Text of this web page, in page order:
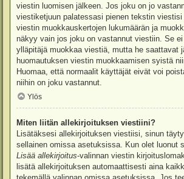
viestin luomisen jälkeen. Jos joku on jo
viestiketjuun palatessasi pienen tekstin
viestin muokkauskertojen lukumäärän ja
näkyy vain jos joku on vastannut viestiin. Se
ylläpitäjä muokkaa viestiä, mutta he saattavat
huomautuksen viestin muokkaamisen syistä
Huomaa, että normaalit käyttäjät eivät voi
niihin on joku vastannut.
Ylös
Miten liitän allekirjoituksen viestiini?
Lisätäksesi allekirjoituksen viestiisi, sinun
sellainen omissa asetuksissa. Kun olet luonut
Lisää allekirjoitus-valinnan viestin
lisätä allekirjoituksen automaattisesti aina